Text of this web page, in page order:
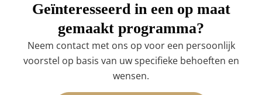
Geïnteresseerd in een op maat
gemaakt programma?
Neem contact met ons op voor een persoonlijk
voorstel op basis van uw specifieke behoeften en
wensen.